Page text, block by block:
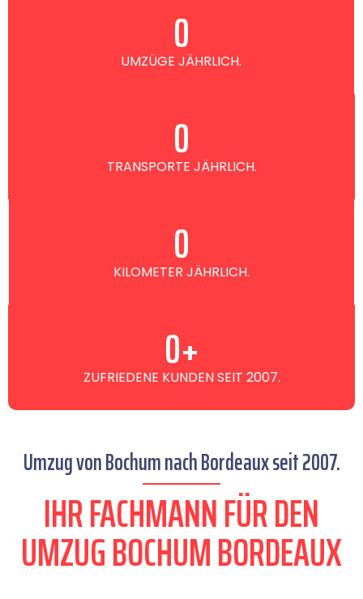
UMZÜGE JÄHRLICH.
0
TRANSPORTE JÄHRLICH.
0
KILOMETER JÄHRLICH.
0
ZUFRIEDENE KUNDEN SEIT 2007.
0+
Umzug von Bochum nach Bordeaux seit 2007.
IHR FACHMANN FÜR DEN
UMZUG BOCHUM BORDEAUX